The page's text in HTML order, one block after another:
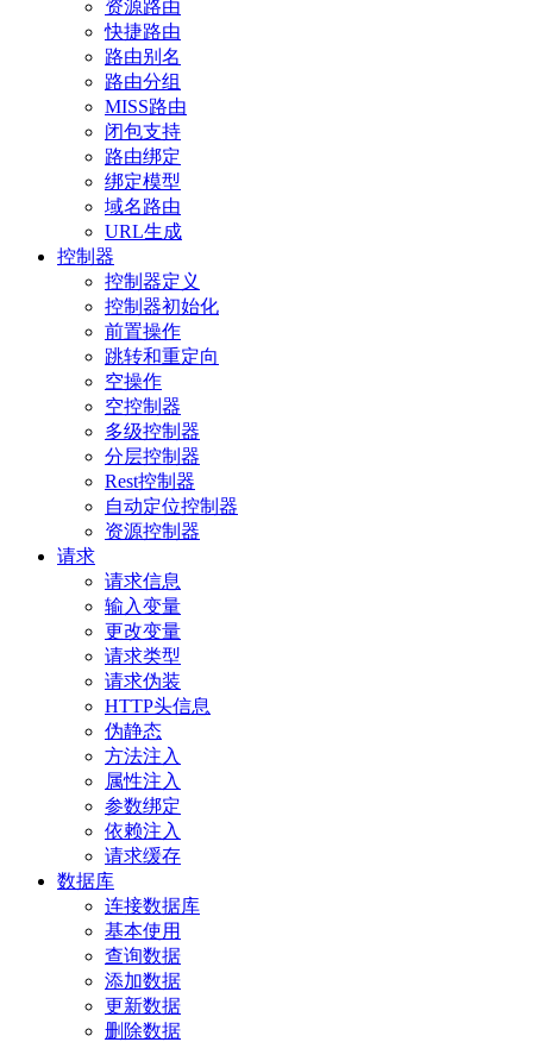
资源路由
快捷路由
路由别名
路由分组
MISS路由
闭包支持
路由绑定
绑定模型
域名路由
URL生成
控制器
控制器定义
控制器初始化
前置操作
跳转和重定向
空操作
空控制器
多级控制器
分层控制器
Rest控制器
自动定位控制器
资源控制器
请求
请求信息
输入变量
更改变量
请求类型
请求伪装
HTTP头信息
伪静态
方法注入
属性注入
参数绑定
依赖注入
请求缓存
数据库
连接数据库
基本使用
查询数据
添加数据
更新数据
删除数据